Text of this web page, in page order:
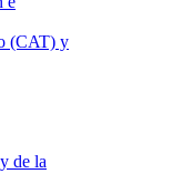
(CAT) y
de la